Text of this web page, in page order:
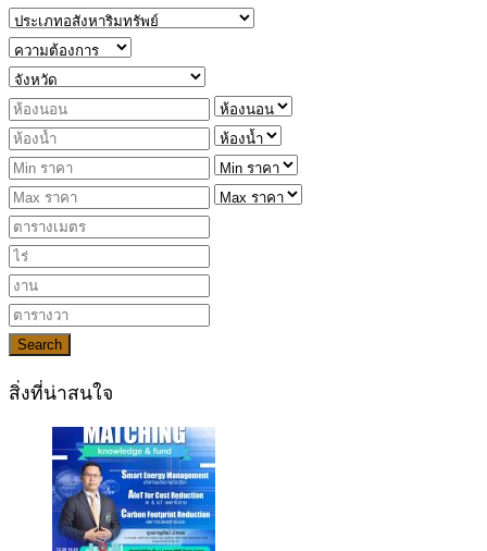
Search
สิ่งที่น่าสนใจ